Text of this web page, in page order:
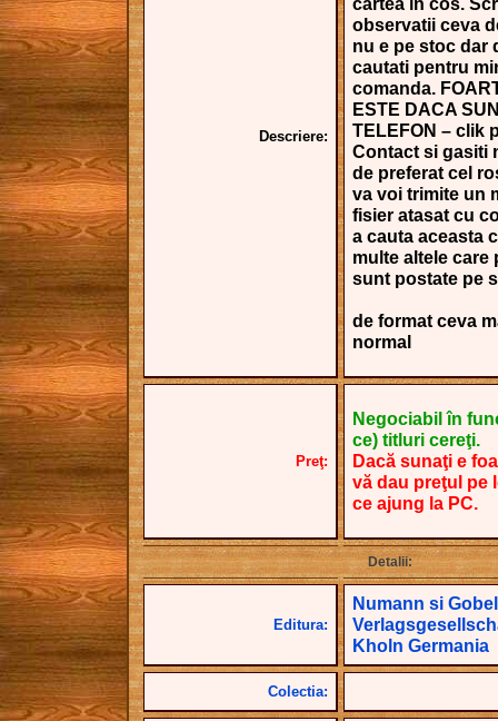
Descriere:
observatii ceva
nu e pe stoc dar
cautati pentru
comanda.
ESTE DACA
TELEFON – clik
Contact si gasiti
de preferat cel
va voi trimite un
fisier atasat cu
a cauta aceasta
multe altele care
sunt postate pe
de format ceva
normal
Preţ:
Negociabil în
ce) titluri cereţi.
Dacă sunaţi e
vă dau preţul pe
ce ajung la PC.
Detalii:
Editura:
Numann si Gobel
Kholn Germania
Colectia: